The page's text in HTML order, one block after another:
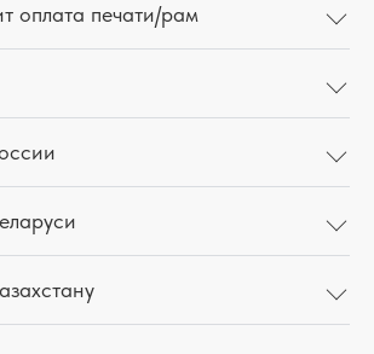
оплата печати/рам